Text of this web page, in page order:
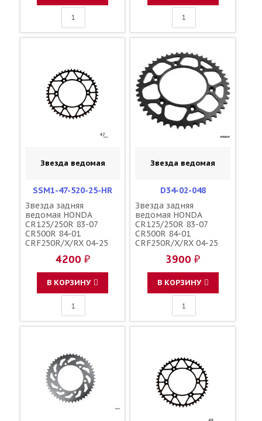
Звезда ведомая
SSM1-47-520-25-HR
Звезда задняя
ведомая HONDA
CR125/250R 83-07
CR500R 84-01
CRF250R/X/RX 04-25
зубов 47 / MRP JTR210
1-3559-47
4200 ₽
В КОРЗИНУ
Звезда ведомая
D34-02-048
Звезда задняя
ведомая HONDA
CR125/250R 83-07
CR500R 84-01
CRF250R/X/RX 04-25
зубов 48 / DRC JTR210
1-3559-48 41202-KZ3-
3900 ₽
В КОРЗИНУ